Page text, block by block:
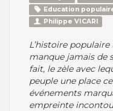
Education
Philippe VICARI
L’histoire populaire
manque jamais de
fait, le zèle avec
peuple une place
événements
empreinte